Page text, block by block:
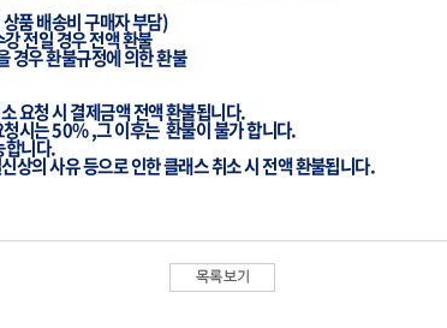
상품배송비구매자부담)
강전일경우전액환불
경우환불규정에의한환불
요청시결제금액전액환불됩니다.
시는 50% ,그 이후는 환불이 불가 합니다.
합니다.
상의사유등으로인한클래스취소시전액환불됩니다.